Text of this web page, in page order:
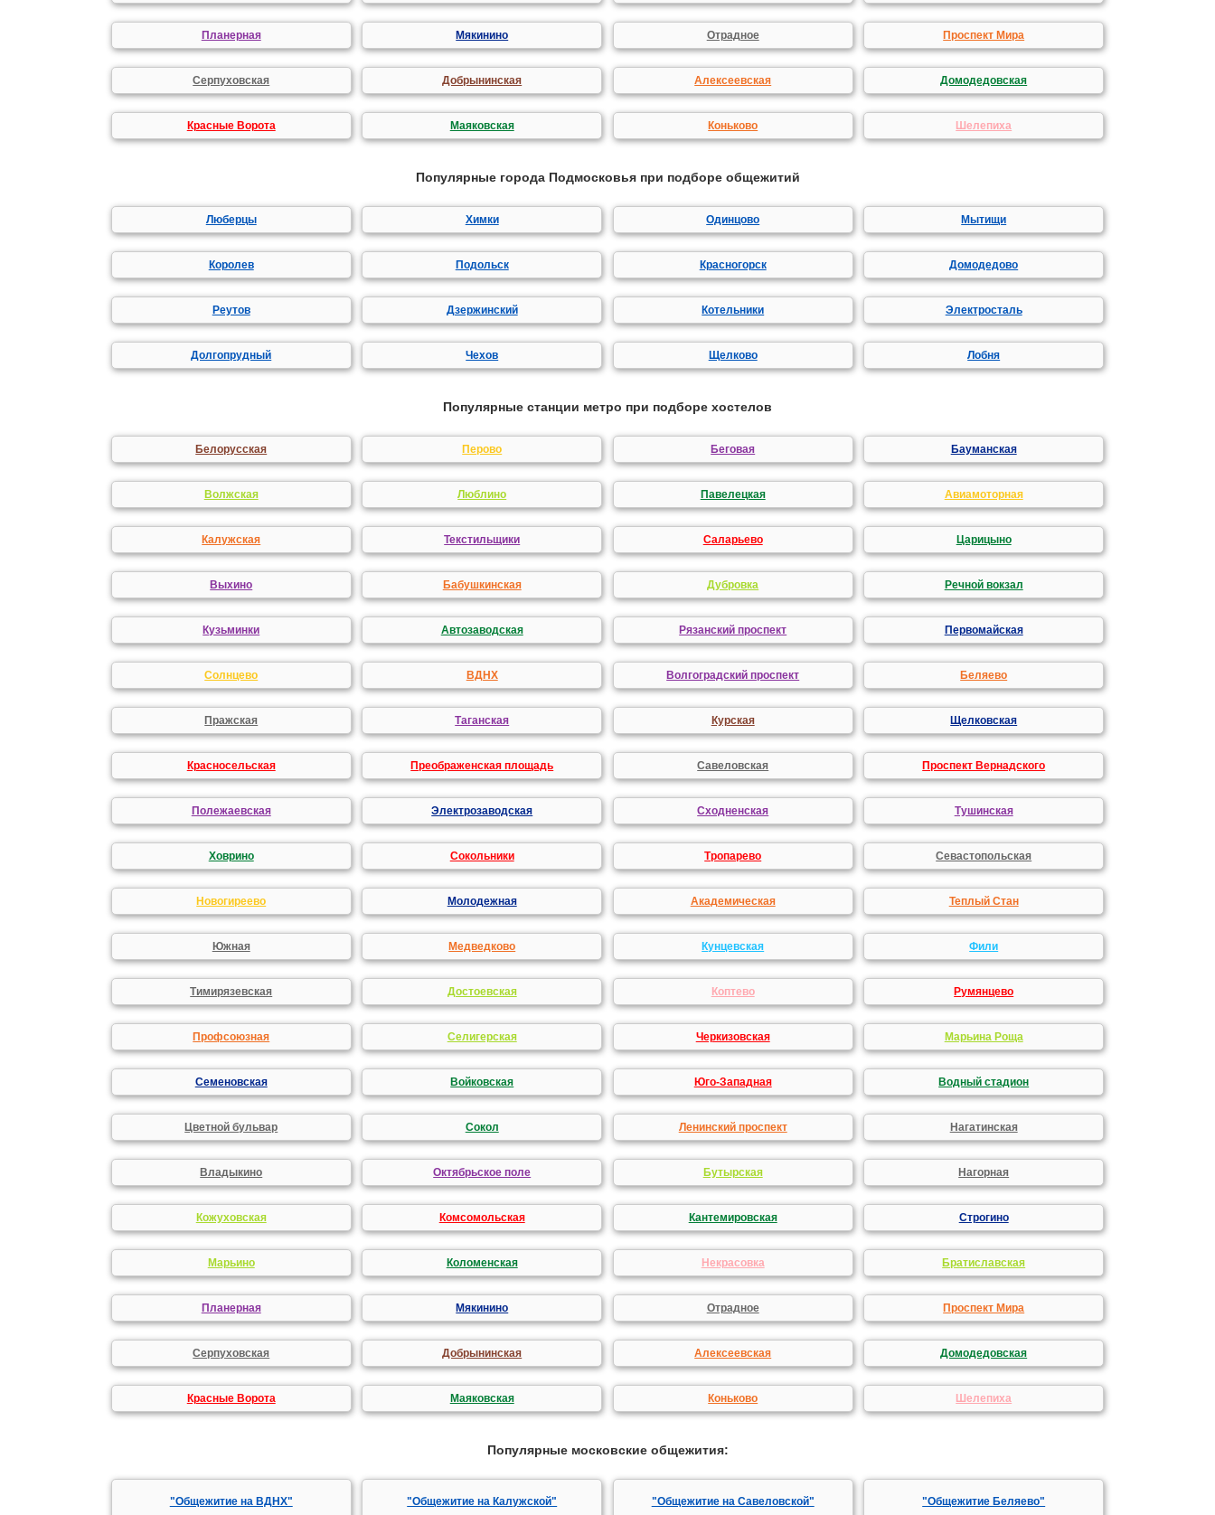
Планерная Мякинино Отрадное Проспект Мира
Серпуховская Добрынинская Алексеевская Домодедовская
Красные Ворота Маяковская Коньково Шелепиха
Популярные города Подмосковья при подборе общежитий
Люберцы Химки Одинцово Мытищи
Королев Подольск Красногорск Домодедово
Реутов Дзержинский Котельники Электросталь
Долгопрудный Чехов Щелково Лобня
Популярные станции метро при подборе хостелов
Белорусская Перово Беговая Бауманская
Волжская Люблино Павелецкая Авиамоторная
Калужская Текстильщики Саларьево Царицыно
Выхино Бабушкинская Дубровка Речной вокзал
Кузьминки Автозаводская Рязанский проспект Первомайская
Солнцево ВДНХ Волгоградский проспект Беляево
Пражская Таганская Курская Щелковская
Красносельская Преображенская площадь Савеловская Проспект Вернадского
Полежаевская Электрозаводская Сходненская Тушинская
Ховрино Сокольники Тропарево Севастопольская
Новогиреево Молодежная Академическая Теплый Стан
Южная Медведково Кунцевская Фили
Тимирязевская Достоевская Коптево Румянцево
Профсоюзная Селигерская Черкизовская Марьина Роща
Семеновская Войковская Юго-Западная Водный стадион
Цветной бульвар Сокол Ленинский проспект Нагатинская
Владыкино Октябрьское поле Бутырская Нагорная
Кожуховская Комсомольская Кантемировская Строгино
Марьино Коломенская Некрасовка Братиславская
Планерная Мякинино Отрадное Проспект Мира
Серпуховская Добрынинская Алексеевская Домодедовская
Красные Ворота Маяковская Коньково Шелепиха
Популярные московские общежития:
"Общежитие на ВДНХ" "Общежитие на Калужской" "Общежитие на Савеловской" "Общежитие Беляево"